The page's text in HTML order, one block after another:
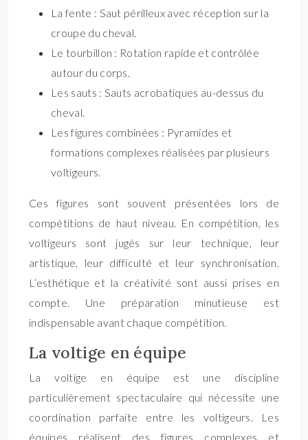
La fente : Saut périlleux avec réception sur la
croupe du cheval.
Le tourbillon : Rotation rapide et contrôlée
autour du corps.
Les sauts : Sauts acrobatiques au-dessus du
cheval.
Les figures combinées : Pyramides et
formations complexes réalisées par plusieurs
voltigeurs.
Ces figures sont souvent présentées lors de
compétitions de haut niveau. En compétition, les
voltigeurs sont jugés sur leur technique, leur
artistique, leur difficulté et leur synchronisation.
L’esthétique et la créativité sont aussi prises en
compte. Une préparation minutieuse est
indispensable avant chaque compétition.
La voltige en équipe
La voltige en équipe est une discipline
particulièrement spectaculaire qui nécessite une
coordination parfaite entre les voltigeurs. Les
équipes réalisent des figures complexes et